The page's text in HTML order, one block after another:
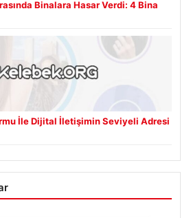
Binalara Hasar Verdi: 4 Bina
İle Dijital İletişimin Seviyeli Adresi